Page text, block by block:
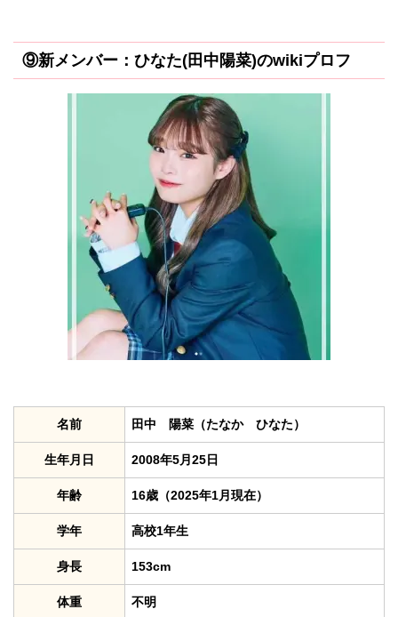
⑨新メンバー： ひなた(田中陽菜)のwikiプロフ
名前 田中 陽菜（たなか ひなた）
生年月日 2008年5月25日
年齢 16歳（2025年1月現在）
学年 高校1年生
身長 153cm
体重 不明